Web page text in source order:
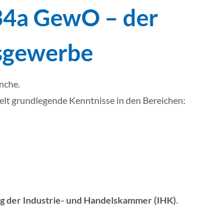
GewO – der
grundlegende Kenntnisse in den Bereichen:
der Industrie- und Handelskammer (IHK)